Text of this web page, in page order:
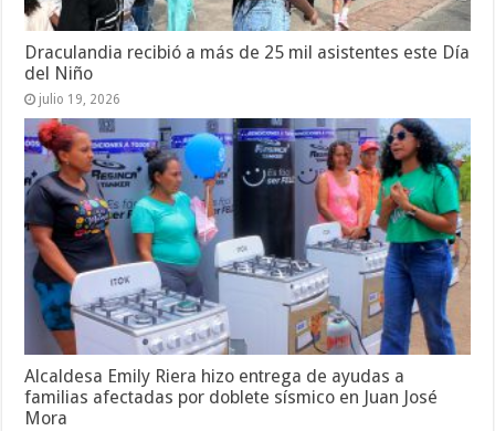
Draculandia recibió a más de 25 mil asistentes este Día
del Niño
julio 19, 2026
Alcaldesa Emily Riera hizo entrega de ayudas a
familias afectadas por doblete sísmico en Juan José
Mora